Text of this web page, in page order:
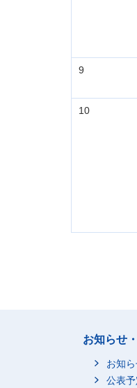
9
10
お知らせ
お知
公表予